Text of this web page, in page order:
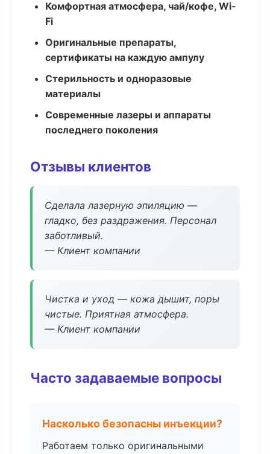
Комфортная атмосфера, чай/кофе, Wi-
Fi
Оригинальные препараты,
сертификаты на каждую ампулу
Стерильность и одноразовые
материалы
Современные лазеры и аппараты
последнего поколения
Отзывы клиентов
Сделала лазерную эпиляцию —
гладко, без раздражения. Персонал
заботливый.
— Клиент компании
Чистка и уход — кожа дышит, поры
чистые. Приятная атмосфера.
— Клиент компании
Часто задаваемые вопросы
Насколько безопасны инъекции?
Работаем только оригинальными